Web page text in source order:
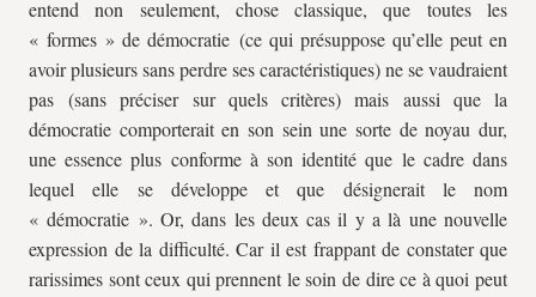
entend non seulement, chose classique, que toutes les
« formes » de démocratie (ce qui présuppose qu’elle peut en
avoir plusieurs sans perdre ses caractéristiques) ne se vaudraient
pas (sans préciser sur quels critères) mais aussi que la
démocratie comporterait en son sein une sorte de noyau dur,
une essence plus conforme à son identité que le cadre dans
lequel elle se développe et que désignerait le nom
« démocratie ». Or, dans les deux cas il y a là une nouvelle
expression de la difficulté. Car il est frappant de constater que
rarissimes sont ceux qui prennent le soin de dire ce à quoi peut